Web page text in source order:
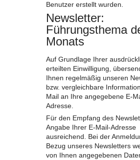
Benutzer erstellt wurden.
Newsletter:
Führungsthema
Monats
Auf Grundlage Ihrer
erteilten Einwilligung,
Ihnen regelmäßig unseren
bzw. vergleichbare
Mail an Ihre angegebene E-
Adresse.
Für den Empfang des
Angabe Ihrer E-Mail-Adresse
ausreichend. Bei der
Bezug unseres Newsletters
von Ihnen angegebenen